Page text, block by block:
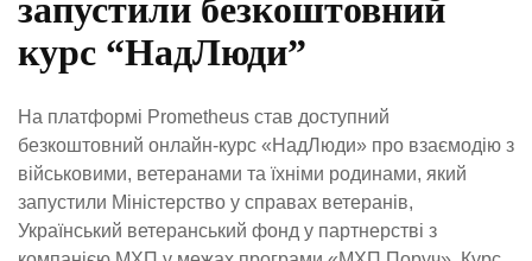
запустили безкоштовний
курс “НадЛюди”
На платформі Prometheus став доступний
безкоштовний онлайн-курс «НадЛюди» про взаємодію з
військовими, ветеранами та їхніми родинами, який
запустили Міністерство у справах ветеранів,
Український ветеранський фонд у партнерстві з